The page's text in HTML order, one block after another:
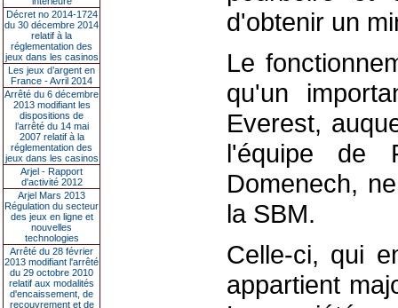
Décret no 2014-1724
du 30 décembre 2014
relatif à la
réglementation des
jeux dans les casinos
Les jeux d’argent en
France - Avril 2014
Arrêté du 6 décembre
2013 modifiant les
dispositions de
l’arrêté du 14 mai
2007 relatif à la
réglementation des
jeux dans les casinos
Arjel - Rapport
d'activité 2012
Arjel Mars 2013
Régulation du secteur
des jeux en ligne et
nouvelles
technologies
Arrêté du 28 février
2013 modifiant l'arrêté
du 29 octobre 2010
relatif aux modalités
d'encaissement, de
recouvrement et de
d'obtenir un
Le
qu'un
Everest,
l'équipe
Domenech,
la SBM.
Celle-ci, qui
appartient